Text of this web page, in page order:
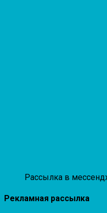
Рассылка в
Рекламная рассылка